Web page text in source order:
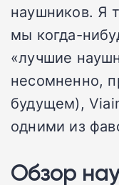
наушников. Я
мы когда-
«лучшие
несомненно,
будущем),
одними из
Обзор